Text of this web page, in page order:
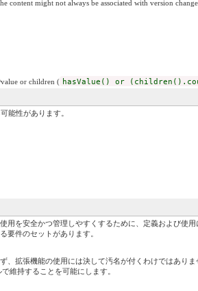
content might not always be associated with version
or children ( hasValue() or
能性があります。
を安全かつ管理しやすくするために、定義および使
要件のセットがあります。
拡張機能の使用には決して汚名が付くわけではあり
維持することを可能にします。